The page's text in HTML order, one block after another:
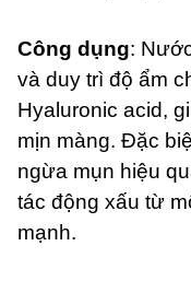
Công dụng:
và duy trì độ ẩm
Hyaluronic acid,
mịn màng. Đặc
ngừa mụn hiệu
tác động xấu từ
mạnh.